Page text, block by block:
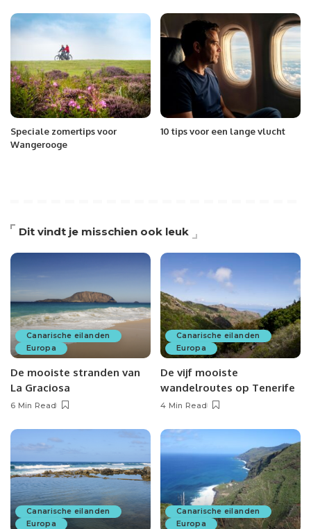
Speciale zomertips voor
Wangerooge
10 tips voor een lange vlucht
Dit vindt je misschien ook leuk
Canarische eilanden
Europa
De mooiste stranden van
La Graciosa
6 Min Read
Canarische eilanden
Europa
De vijf mooiste
wandelroutes op Tenerife
4 Min Read
Canarische eilanden
Europa
Canarische eilanden
Europa